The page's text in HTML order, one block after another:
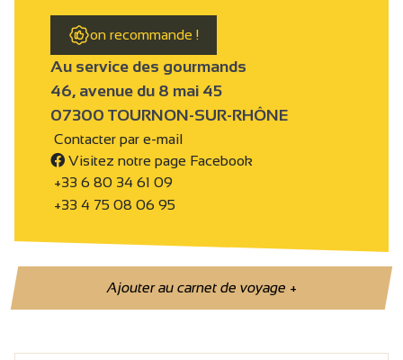
on recommande !
Au service des gourmands
46, avenue du 8 mai 45
07300 TOURNON-SUR-RHÔNE
Contacter par e-mail
Visitez notre page Facebook
+33 6 80 34 61 09
+33 4 75 08 06 95
Ajouter au carnet de voyage+